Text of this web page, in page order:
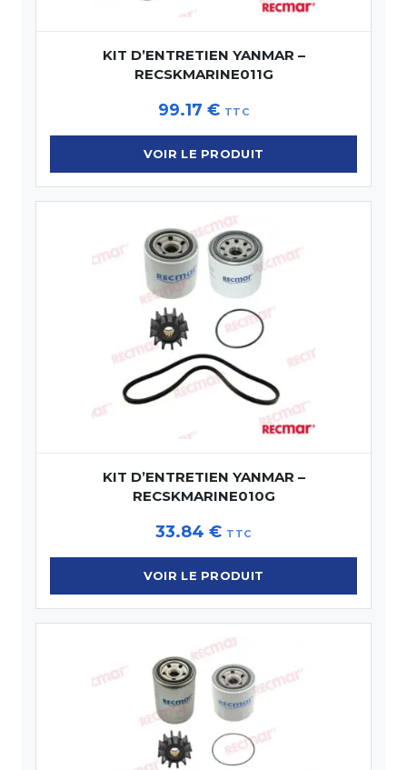
KIT D’ENTRETIEN YANMAR –
RECSKMARINE011G
99.17 € TTC
VOIR LE PRODUIT
KIT D’ENTRETIEN YANMAR –
RECSKMARINE010G
33.84€ TTC
VOIR LE PRODUIT